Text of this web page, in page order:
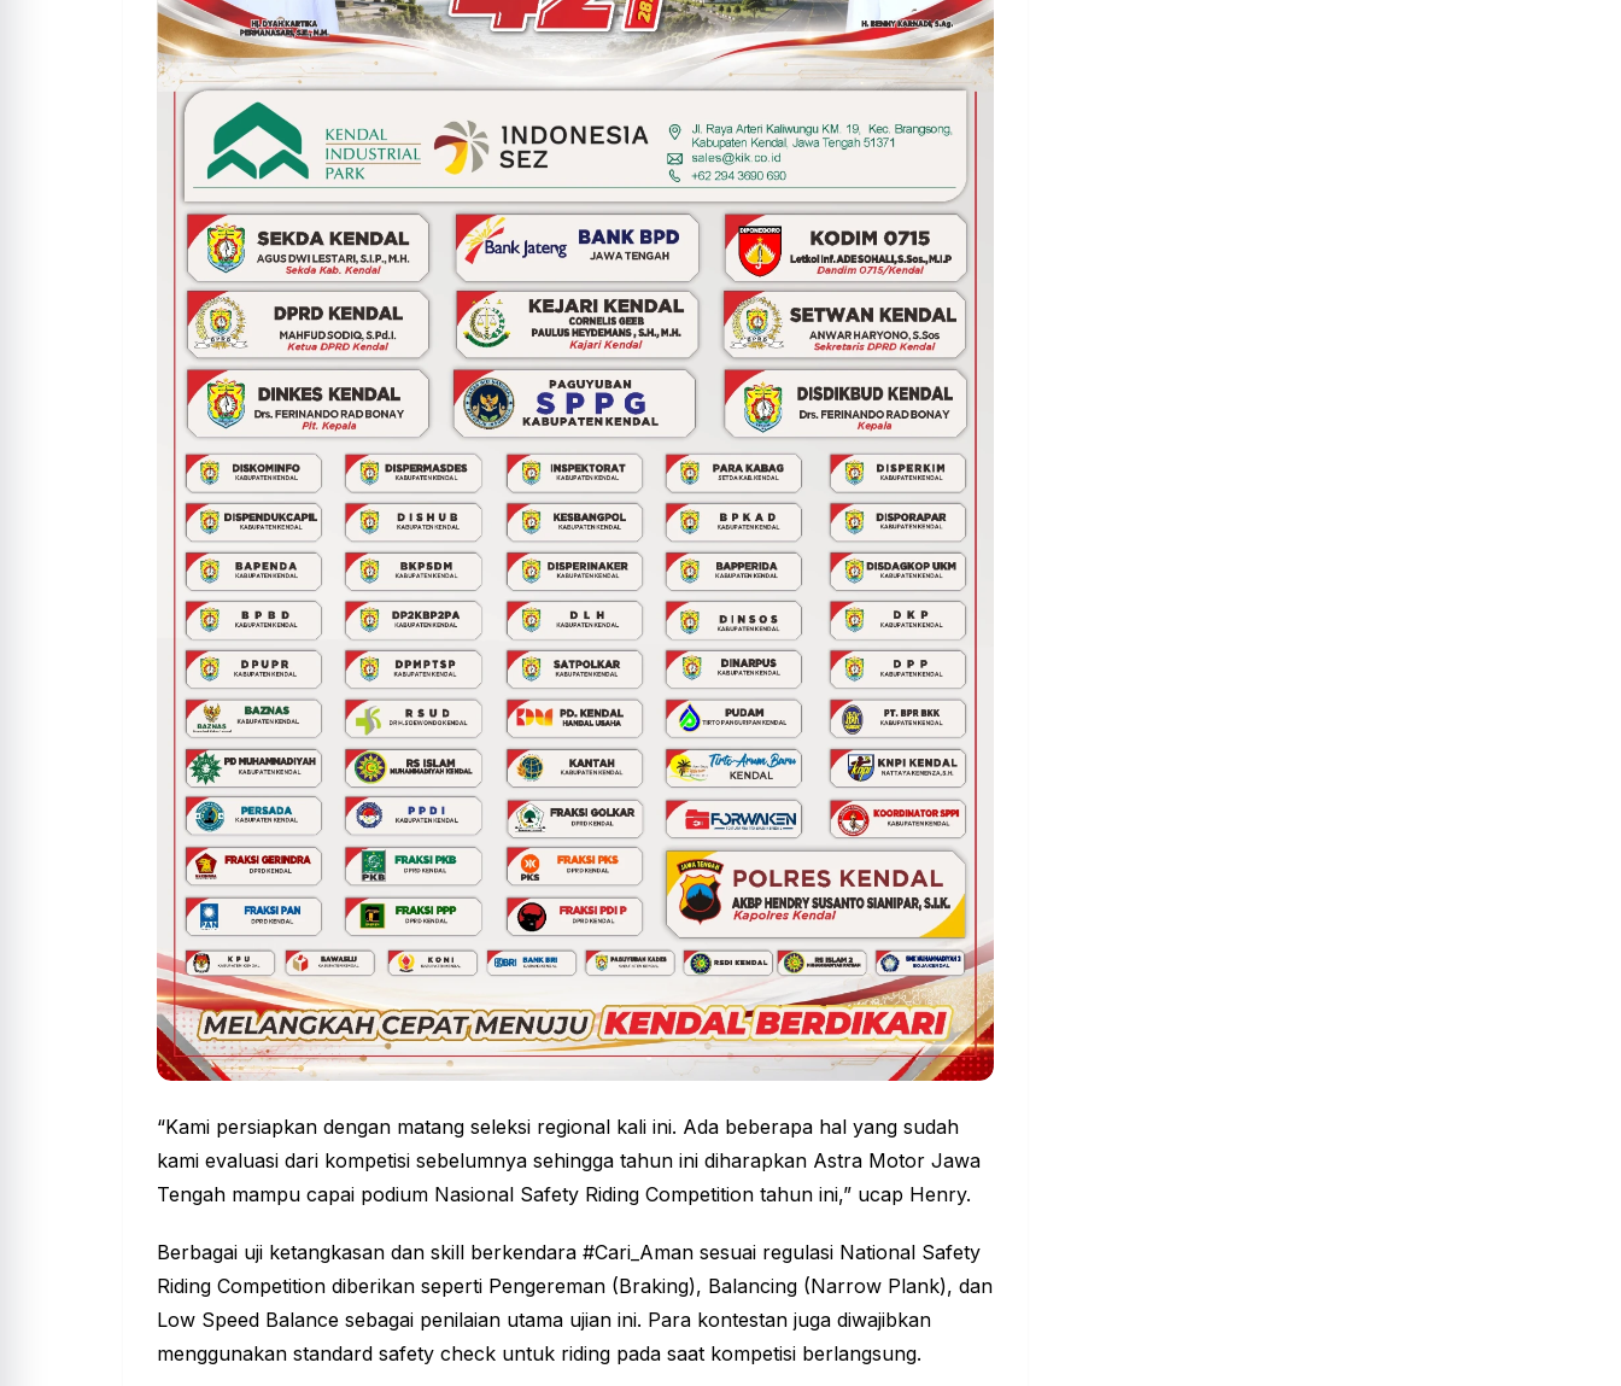
“Kami persiapkan dengan matang seleksi regional kali ini. Ada beberapa hal yang sudah
kami evaluasi dari kompetisi sebelumnya sehingga tahun ini diharapkan Astra Motor Jawa
Tengah mampu capai podium Nasional Safety Riding Competition tahun ini,” ucap Henry.
Berbagai uji ketangkasan dan skill berkendara #Cari_Aman sesuai regulasi National Safety
Riding Competition diberikan seperti Pengereman (Braking), Balancing (Narrow Plank), dan
Low Speed Balance sebagai penilaian utama ujian ini. Para kontestan juga diwajibkan
menggunakan standard safety check untuk riding pada saat kompetisi berlangsung.